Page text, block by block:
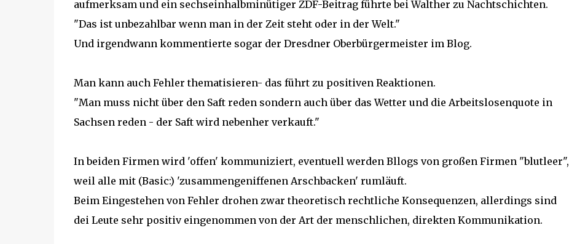
aufmerksam und ein sechseinhalbminütiger ZDF-Beitrag führte bei Walther zu Nachtschichten.
"Das ist unbezahlbar wenn man in der Zeit steht oder in der Welt."
Und irgendwann kommentierte sogar der Dresdner Oberbürgermeister im Blog.
Man kann auch Fehler thematisieren- das führt zu positiven Reaktionen.
"Man muss nicht über den Saft reden sondern auch über das Wetter und die Arbeitslosenquote in
Sachsen reden - der Saft wird nebenher verkauft."
In beiden Firmen wird 'offen' kommuniziert, eventuell werden Bllogs von großen Firmen "blutleer",
weil alle mit (Basic:) 'zusammengeniffenen Arschbacken' rumläuft.
Beim Eingestehen von Fehler drohen zwar theoretisch rechtliche Konsequenzen, allerdings sind
dei Leute sehr positiv eingenommen von der Art der menschlichen, direkten Kommunikation.